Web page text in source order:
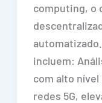
computing, o
incluem:
com alto
redes 5G,